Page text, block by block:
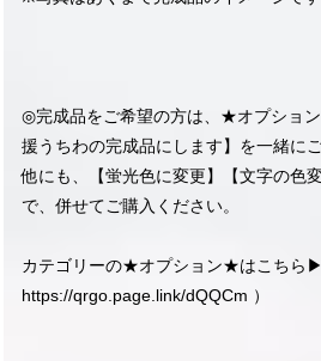
◎完成品をご希望の方は、★オプショ
援うちわの完成品にします】を一緒に
他にも、【蛍光色に変更】【文字の色
で、併せてご購入ください。
カテゴリーの★オプション★はこちら
https://qrgo.page.link/dQQCm ）